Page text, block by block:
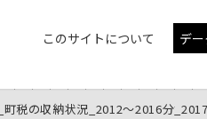
このサイトについて デ
町税の収納状況_2012～2016分